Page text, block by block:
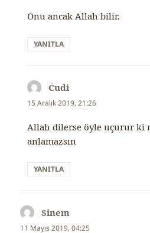
Onu ancak Allah bilir.
YANITLA
Cudi
ki:
15 Aralık 2019, 21:26
Allah dilerse öyle uçurur ki
anlamazsın
YANITLA
Sinem
ki:
11 Mayıs 2019, 04:25